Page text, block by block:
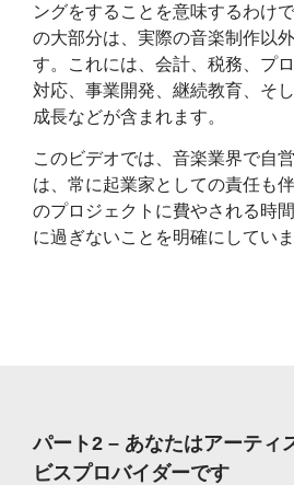
ングをすることを意味するわけ
の大部分は、実際の音楽制作以
す。これには、会計、税務、プ
対応、事業開発、継続教育、そ
成長などが含まれます。
このビデオでは、音楽業界で自
は、常に起業家としての責任も
のプロジェクトに費やされる時
に過ぎないことを明確にしていま
パート2 – あなたはアーティ
ビスプロバイダーです